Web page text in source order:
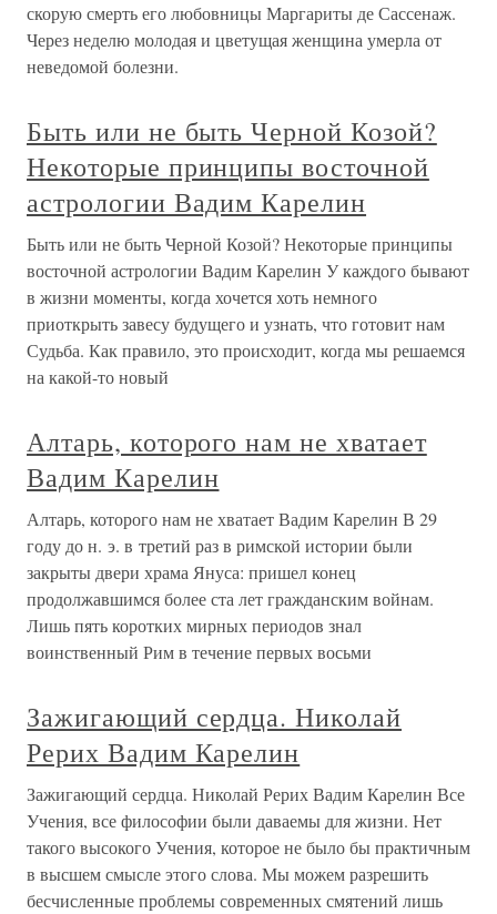
скорую смерть его любовницы Маргариты де Сассенаж.
Через неделю молодая и цветущая женщина умерла от
неведомой болезни.
Быть или не быть Черной Козой?
Некоторые принципы восточной
астрологии Вадим Карелин
Быть или не быть Черной Козой? Некоторые принципы
восточной астрологии Вадим Карелин У каждого бывают
в жизни моменты, когда хочется хоть немного
приоткрыть завесу будущего и узнать, что готовит нам
Судьба. Как правило, это происходит, когда мы решаемся
на какой-то новый
Алтарь, которого нам не хватает
Вадим Карелин
Алтарь, которого нам не хватает Вадим Карелин В 29
году до н. э. в третий раз в римской истории были
закрыты двери храма Януса: пришел конец
продолжавшимся более ста лет гражданским войнам.
Лишь пять коротких мирных периодов знал
воинственный Рим в течение первых восьми
Зажигающий сердца. Николай
Рерих Вадим Карелин
Зажигающий сердца. Николай Рерих Вадим Карелин Все
Учения, все философии были даваемы для жизни. Нет
такого высокого Учения, которое не было бы практичным
в высшем смысле этого слова. Мы можем разрешить
бесчисленные проблемы современных смятений лишь